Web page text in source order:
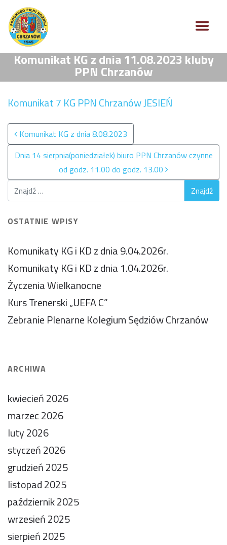
Komunikat KG z dnia 11.08.2023 kluby
PPN Chrzanów
Komunikat 7 KG PPN Chrzanów JESIEŃ
Nawigacja po wpisach
Komunikat KG z dnia 8.08.2023
Dnia 14 sierpnia(poniedziałek) biuro PPN Chrzanów czynne
od godz. 11.00 do godz. 13.00
OSTATNIE WPISY
Komunikaty KG i KD z dnia 9.04.2026r.
Komunikaty KG i KD z dnia 1.04.2026r.
Życzenia Wielkanocne
Kurs Trenerski „UEFA C”
Zebranie Plenarne Kolegium Sędziów Chrzanów
ARCHIWA
kwiecień 2026
marzec 2026
luty 2026
styczeń 2026
grudzień 2025
listopad 2025
październik 2025
wrzesień 2025
sierpień 2025